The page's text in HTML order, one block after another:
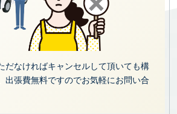
だなければキャンセルして頂いても構
出張費無料ですのでお気軽にお問い合